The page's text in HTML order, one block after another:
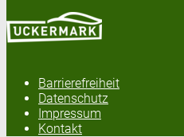
Barrierefreiheit
Datenschutz
Impressum
Kontakt